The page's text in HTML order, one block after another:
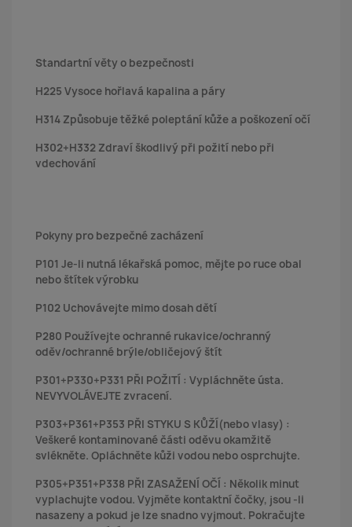
Standartní věty o bezpečnosti
H225 Vysoce hořlavá kapalina a páry
H314 Způsobuje těžké poleptání kůže a poškození očí
H302+H332 Zdraví škodlivý při požití nebo při
vdechování
Pokyny pro bezpečné zacházení
P101 Je-li nutná lékařská pomoc, mějte po ruce obal
nebo štítek výrobku
P102 Uchovávejte mimo dosah dětí
P280 Používejte ochranné rukavice/ochranný
oděv/ochranné brýle/obličejový štít
P301+P330+P331 PŘI POŽITÍ : Vypláchněte ústa.
NEVYVOLÁVEJTE zvracení.
P303+P361+P353 PŘI STYKU S KŮŽÍ(nebo vlasy) :
Veškeré kontaminované části oděvu okamžitě
svlékněte. Opláchněte kůži vodou nebo osprchujte.
P305+P351+P338 PŘI ZASAŽENÍ OČÍ : Několik minut
vyplachujte vodou. Vyjměte kontaktní čočky, jsou -li
nasazeny a pokud je lze snadno vyjmout. Pokračujte